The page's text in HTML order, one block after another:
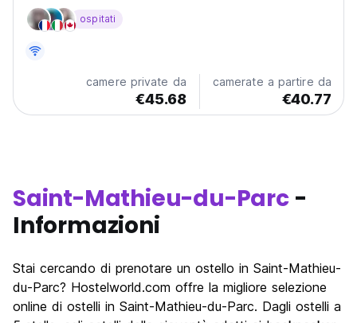
Parc, Quebec. Godetevi escursioni, nuotate, kayak e
altro ancora in questo paradiso naturale, a soli 5 km
ospitati
camere private da
€45.68
camerate a partire da
€40.77
Saint-Mathieu-du-Parc-
Informazioni
Stai cercando di prenotare un ostello in Saint-Mathieu-
du-Parc? Hostelworld.com offre la migliore selezione
online di ostelli in Saint-Mathieu-du-Parc. Dagli ostelli a